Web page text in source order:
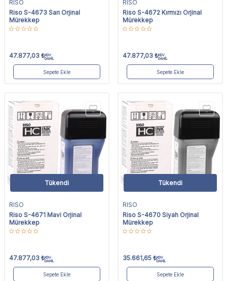
RISO
Riso S-4673 Sarı Orjinal
Mürekkep
47.877,03 ₺KDV
DAHİL
Sepete Ekle
RISO
Riso S-4672 Kırmızı Orjinal
Mürekkep
47.877,03 ₺KDV
DAHİL
Sepete Ekle
Tükendi
RISO
Riso S-4671 Mavi Orjinal
Mürekkep
47.877,03 ₺KDV
DAHİL
Sepete Ekle
Tükendi
RISO
Riso S-4670 Siyah Orjinal
Mürekkep
35.661,65 ₺KDV
DAHİL
Sepete Ekle